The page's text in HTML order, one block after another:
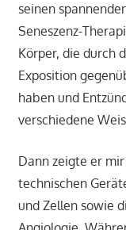
seinen
Seneszenz-
Körper, die durch
Exposition
haben und
verschiedene
Dann zeigte er
technischen
und Zellen sowie